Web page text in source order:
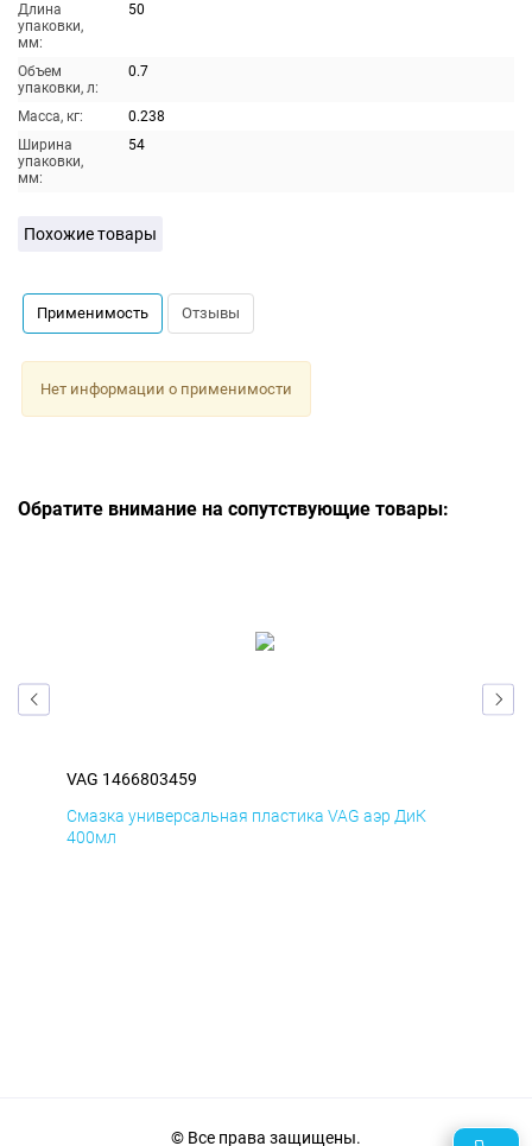
Длина
упаковки,
мм:
50
Объем
упаковки, л:
0.7
Масса, кг:
0.238
Ширина
упаковки,
мм:
54
Похожие товары
Применимость Отзывы
Нет информации о применимости
Обратите внимание на сопутствующие товары:
VAG 1466803459
Смазка универсальная пластика VAG аэр ДиК
400мл
© Все права защищены.